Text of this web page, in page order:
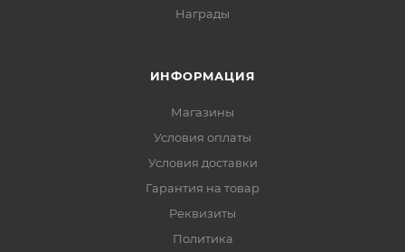
Награды
ИНФОРМАЦИЯ
Магазины
Условия оплаты
Условия доставки
Гарантия на товар
Реквизиты
Политика